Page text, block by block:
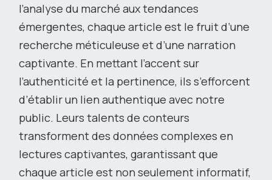
l’analyse du marché aux tendances
émergentes, chaque article est le fruit d’une
recherche méticuleuse et d’une narration
captivante. En mettant l’accent sur
l’authenticité et la pertinence, ils s’efforcent
d’établir un lien authentique avec notre
public. Leurs talents de conteurs
transforment des données complexes en
lectures captivantes, garantissant que
chaque article est non seulement informatif,